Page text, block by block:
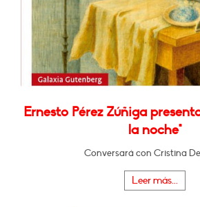
Ernesto Pérez Zúñiga
la noche"
Conversará con Cristina
Leer más...